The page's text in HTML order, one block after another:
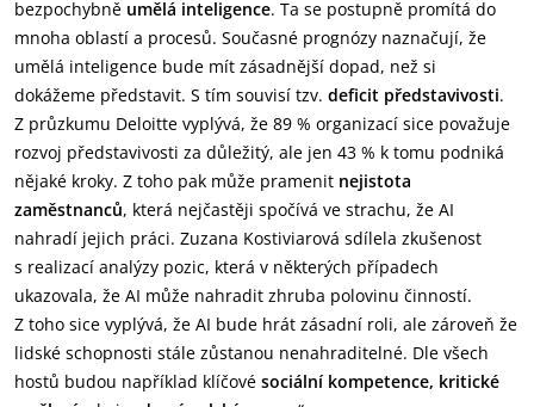
bezpochybně umělá inteligence. Ta se postupně promítá do
mnoha oblastí a procesů. Současné prognózy naznačují, že
umělá inteligence bude mít zásadnější dopad, než si
dokážeme představit. S tím souvisí tzv. deficit představivosti.
Z průzkumu Deloitte vyplývá, že 89 % organizací sice považuje
rozvoj představivosti za důležitý, ale jen 43 % k tomu podniká
nějaké kroky. Z toho pak může pramenit nejistota
zaměstnanců, která nejčastěji spočívá ve strachu, že AI
nahradí jejich práci. Zuzana Kostiviarová sdílela zkušenost
s realizací analýzy pozic, která v některých případech
ukazovala, že AI může nahradit zhruba polovinu činností.
Z toho sice vyplývá, že AI bude hrát zásadní roli, ale zároveň že
lidské schopnosti stále zůstanou nenahraditelné. Dle všech
hostů budou například klíčové sociální kompetence, kritické